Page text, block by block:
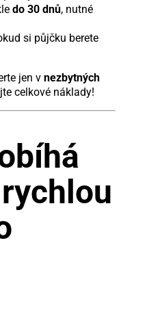
do 30 dnů, nutné
si půjčku berete
jen v nezbytných
celkové náklady!